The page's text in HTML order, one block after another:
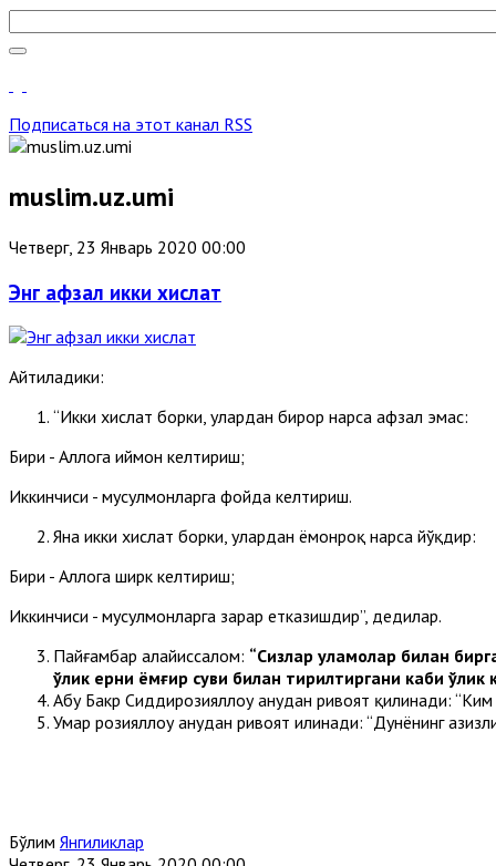
Подписаться на этот канал RSS
muslim.uz.umi
Четверг, 23 Январь 2020 00:00
Энг афзал икки хислат
Айтиладики:
“Икки хислат борки, улардан бирор нарса афзал эмас:
Бири - Аллоҳга иймон келтириш;
Иккинчиси - мусулмонларга фойда келтириш.
Яна икки хислат борки, улардан ёмонроқ нарса йўқдир:
Бири - Аллоҳга ширк келтириш;
Иккинчиси - мусулмонларга зарар етказишдир”, дедилар.
Пайғамбар алайҳиссалом: “Сизлар уламолар билан
ўлик ерни ёмғир суви билан тирилтиргани каби ўлик
Абу Бакр Сиддирозияллоҳу анҳудан ривоят қилинади:
Умар розияллоҳу анҳудан ривоят илинади: “Дунёнинг
Бўлим Янгиликлар